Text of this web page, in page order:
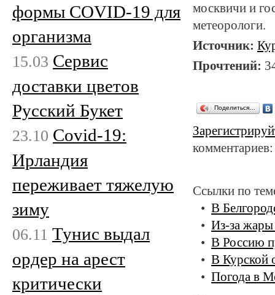
москвичи и
метеорологи.
Источник:
Прочтений:
Поделиться…
Ссылки по
В
Из-за жары
В Россию
В Курской
Погода в
формы COVID-19 для
организма
15.03 Сервис
доставки цветов
Русский Букет
23.10 Covid-19:
Ирландия
переживает тяжелую
зиму
06.11 Тунис выдал
ордер на арест
критически